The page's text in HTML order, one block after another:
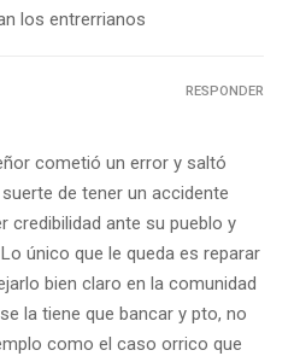
los entrerrianos
cometió un error y saltó
de tener un accidente
credibilidad ante su pueblo y
único que le queda es reparar
bien claro en la comunidad
la tiene que bancar y pto, no
como el caso orrico que
RESPONDER